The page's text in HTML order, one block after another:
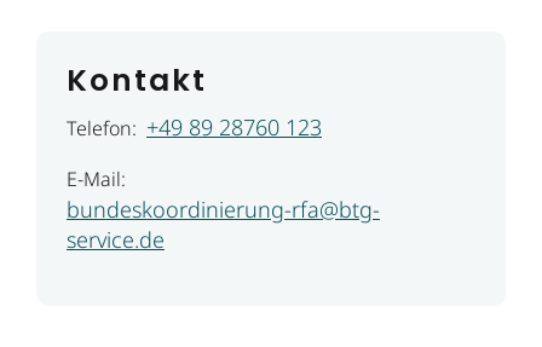
Kontakt
Telefon: +49 89 28760 123
E-Mail:
bundeskoordinierung-rfa@btg-
service.de